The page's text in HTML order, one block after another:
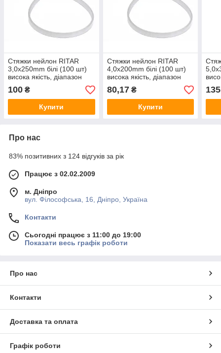
Стяжки нейлон RITAR
3,0x250mm білі (100 шт)
висока якість, діапазон
робочих температур: від
-45С до + 80С Q200
100 ₴
Купити
Стяжки нейлон RITAR
4,0x200mm білі (100 шт)
висока якість, діапазон
робочих температур: від
-45С до + 80С Q120
80,17₴
Купити
-
135
Про нас
83% позитивних з 124 відгуків за рік
Працює з 02.02.2009
м. Дніпро
вул. Філософська, 16, Дніпро, Україна
Контакти
Сьогодні працює з 11:00 до 19:00
Показати весь графік роботи
Про нас
Контакти
Доставка та оплата
Графік роботи